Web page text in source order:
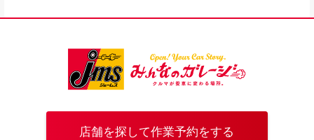
店舗を探して作業予約をする